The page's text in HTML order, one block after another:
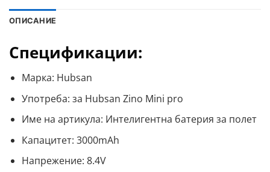
ОПИСАНИЕ
Спецификации:
Марка: Hubsan
Употреба: за Hubsan Zino Mini pro
Име на артикула: Интелигентна батерия за полет
Капацитет: 3000mAh
Напрежение: 8.4V